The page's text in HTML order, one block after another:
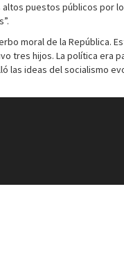
puestos públicos por
moral de la República.
tres hijos. La política
las ideas del socialismo